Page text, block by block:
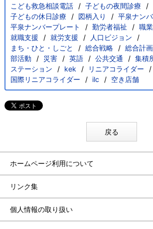
こども救急相談電話
子どもの夜間診療
子どもの休日診療
図柄入り
平泉ナン
平泉ナンバープレート
勤労者福祉
職
就職支援
就労支援
人口ビジョン
まち・ひと・しごと
総合戦略 総合計画
部活動
災害 英語 公共交通
集積
ステーション
kek
リニアコライダー
国際リニアコライダー
ilc 空き店舗
戻る
ホームページ利用について
リンク集
個人情報の取り扱い